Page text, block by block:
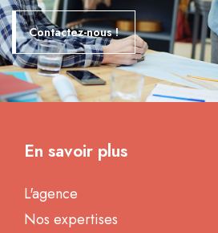
Contactez-nous !
En savoir plus
L'agence
Nos expertises